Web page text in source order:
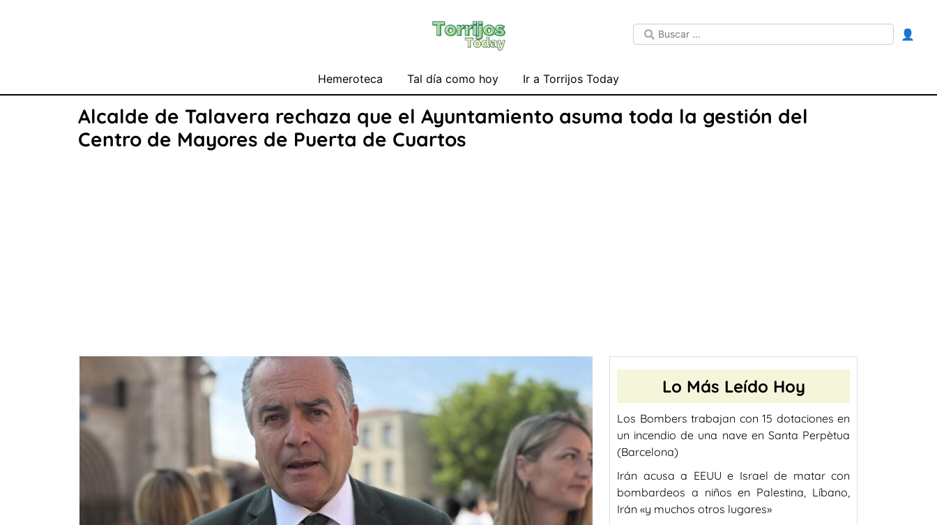
👤
Hemeroteca Tal día como hoy Ir a Torrijos Today
Alcalde de Talavera rechaza que el Ayuntamiento asuma toda la gestión del
Centro de Mayores de Puerta de Cuartos
Lo Más Leído Hoy
Los Bombers trabajan con 15 dotaciones en
un incendio de una nave en Santa Perpètua
(Barcelona)
Irán acusa a EEUU e Israel de matar con
bombardeos a niños en Palestina, Líbano,
Irán «y muchos otros lugares»